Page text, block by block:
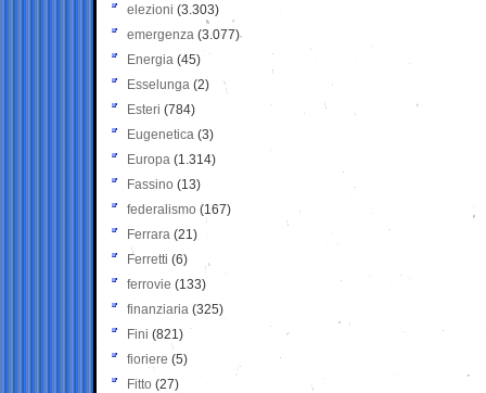
elezioni (3.303)
emergenza (3.077)
Energia (45)
Esselunga (2)
Esteri (784)
Eugenetica (3)
Europa (1.314)
Fassino (13)
federalismo (167)
Ferrara (21)
Ferretti (6)
ferrovie (133)
finanziaria (325)
Fini (821)
fioriere (5)
Fitto (27)